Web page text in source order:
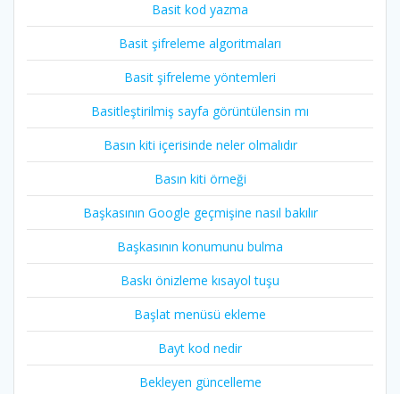
Basit kod yazma
Basit şifreleme algoritmaları
Basit şifreleme yöntemleri
Basitleştirilmiş sayfa görüntülensin mı
Basın kiti içerisinde neler olmalıdır
Basın kiti örneği
Başkasının Google geçmişine nasıl bakılır
Başkasının konumunu bulma
Baskı önizleme kısayol tuşu
Başlat menüsü ekleme
Bayt kod nedir
Bekleyen güncelleme